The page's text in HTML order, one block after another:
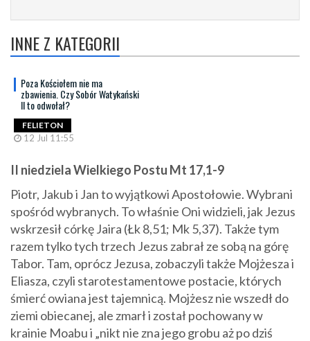
INNE Z KATEGORII
Poza Kościołem nie ma
zbawienia. Czy Sobór Watykański
II to odwołał?
FELIETON
12 Jul 11:55
II niedziela Wielkiego Postu Mt 17,1-9
Piotr, Jakub i Jan to wyjątkowi Apostołowie. Wybrani
spośród wybranych. To właśnie Oni widzieli, jak Jezus
wskrzesił córkę Jaira (Łk 8,51; Mk 5,37). Także tym
razem tylko tych trzech Jezus zabrał ze sobą na górę
Tabor. Tam, oprócz Jezusa, zobaczyli także Mojżesza i
Eliasza, czyli starotestamentowe postacie, których
śmierć owiana jest tajemnicą. Mojżesz nie wszedł do
ziemi obiecanej, ale zmarł i został pochowany w
krainie Moabu i „nikt nie zna jego grobu aż po dziś